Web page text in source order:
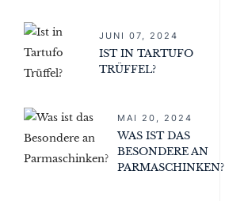
JUNI 07, 2024
IST IN TARTUFO
TRÜFFEL?
MAI 20, 2024
WAS IST DAS
BESONDERE AN
PARMASCHINKEN?